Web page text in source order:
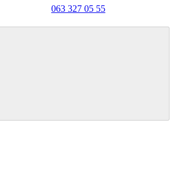
063 327 05 55